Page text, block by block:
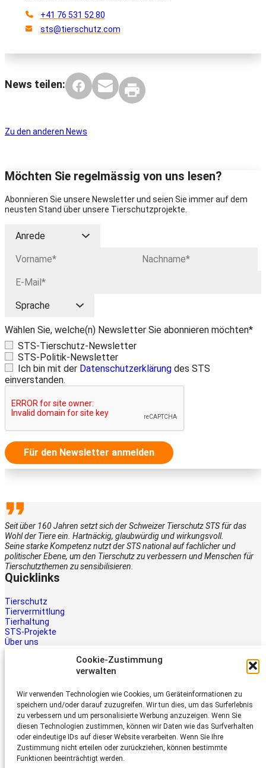
Cookie-Zustimmung
verwalten
Wir verwenden Technologien wie Cookies, um Geräteinformationen zu
speichern und/oder darauf zuzugreifen. Wir tun dies, um das Surferlebnis
zu verbessern und um personalisierte Werbung anzuzeigen. Wenn Sie
diesen Technologien zustimmen, können wir Daten wie das Surfverhalten
oder eindeutige IDs auf dieser Website verarbeiten. Wenn Sie Ihre
Zustimmung nicht erteilen oder zurückziehen, können bestimmte
Funktionen beeinträchtigt werden.
+41 76 531 52 80
sts@tierschutz.com
News teilen:
Zu den anderen News
Möchten Sie regelmässig von uns lesen?
Abonnieren Sie unsere Newsletter und seien Sie immer auf dem
neusten Stand über unsere Tierschutzprojekte.
Wählen Sie, welche(n) Newsletter Sie abonnieren möchten*
STS-Tierschutz-Newsletter
STS-Politik-Newsletter
Ich bin mit der Datenschutzerklärung des STS
einverstanden.
Für den Newsletter anmelden
Seit über 160 Jahren setzt sich der Schweizer Tierschutz STS für das
Wohl der Tiere ein. Hartnäckig, glaubwürdig und wirkungsvoll.
Seine starke Kompetenz nutzt der STS national auf fachlicher und
politischer Ebene, um den Tierschutz zu verbessern und Menschen für
Tierschutzthemen zu sensibilisieren.
Quicklinks
Tierschutz
Tiervermittlung
Tierhaltung
STS-Projekte
Über uns
Tiere brauchen Hilfe – auch Ihre.
Unterstützen Sie die Arbeit des
Schweizer Tierschutz STS.
Jetzt spenden
Schweizer Tierschutz STS